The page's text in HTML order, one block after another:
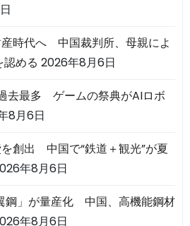
時代へ 中国裁判所、母親によ
める 2026年8月6日
去最多 ゲームの祭典がAIロボ
8月6日
を創出 中国で“鉄道＋観光”が夏
年8月6日
鋼」が量産化 中国、高機能鋼材
年8月6日